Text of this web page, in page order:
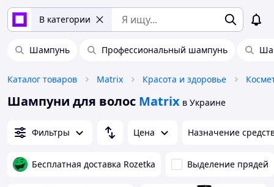
В категории
Шампунь Профессиональный шампунь
Каталог товаров Matrix Красота и здоровье
Шампуни для волос Matrix в Украине
Фильтры Цена Назначение
Бесплатная доставка Rozetka Выделение прядей